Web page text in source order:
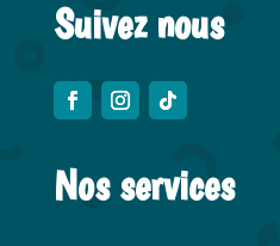
Suivez nous
Nos services